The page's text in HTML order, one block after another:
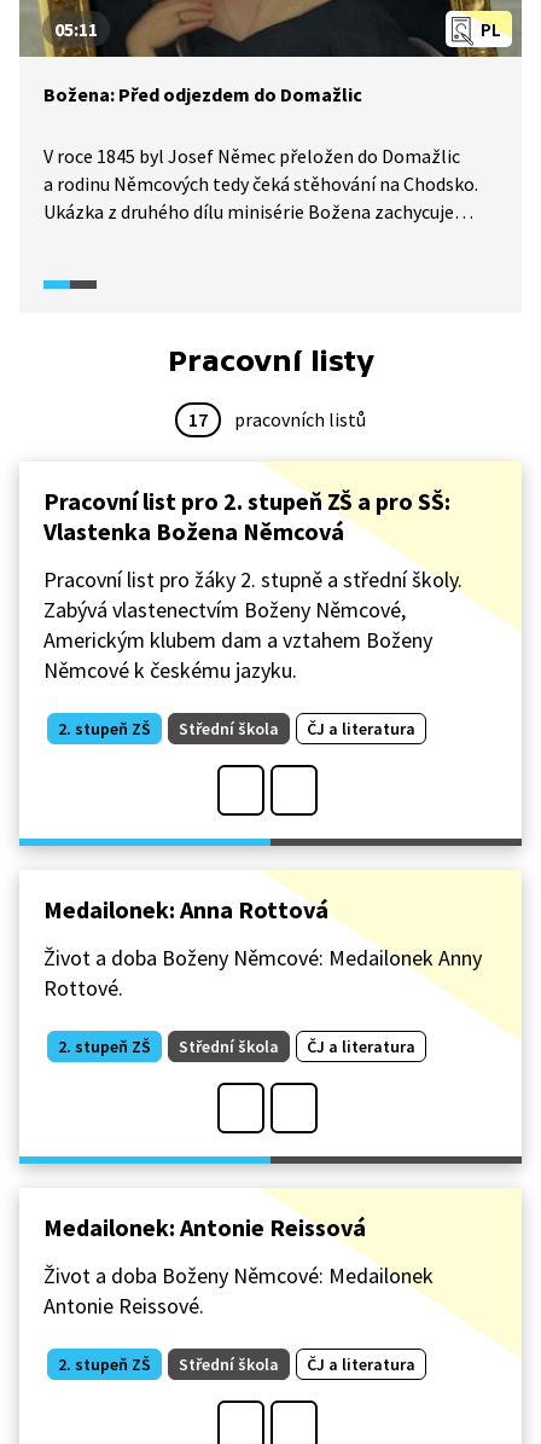
PL
05:11
Božena: Před odjezdem do Domažlic
V roce 1845 byl Josef Němec přeložen do Domažlic
a rodinu Němcových tedy čeká stěhování na Chodsko.
Ukázka z druhého dílu minisérie Božena zachycuje
stává žádanou autorkou, dostává se jí uznání české
nesoulad mezi ní a jejím manželem.
Pracovní listy
17 pracovních listů
Pracovní list pro 2. stupeň ZŠ a pro SŠ:
Vlastenka Božena Němcová
Pracovní list pro žáky 2. stupně a střední školy.
Zabývá vlastenectvím Boženy Němcové,
Americkým klubem dam a vztahem Boženy
Němcové k českému jazyku.
2. stupeň ZŠ Střední škola ČJ a literatura
Medailonek: Anna Rottová
Život a doba Boženy Němcové: Medailonek Anny
Rottové.
2. stupeň ZŠ Střední škola ČJ a literatura
Medailonek: Antonie Reissová
Život a doba Boženy Němcové: Medailonek
Antonie Reissové.
2. stupeň ZŠ Střední škola ČJ a literatura